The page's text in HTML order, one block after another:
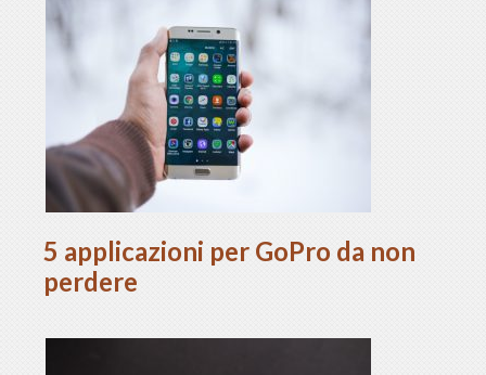
5 applicazioni per GoPro da non
perdere